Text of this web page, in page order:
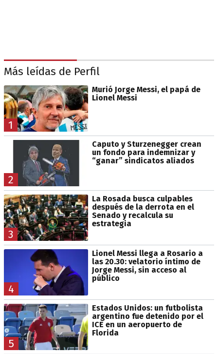
Más leídas de Perfil
1
Murió Jorge Messi, el papá de
Lionel Messi
2
Caputo y Sturzenegger crean
un fondo para indemnizar y
“ganar” sindicatos aliados
3
La Rosada busca culpables
después de la derrota en el
Senado y recalcula su
estrategia
4
Lionel Messi llega a Rosario a
las 20.30: velatorio íntimo de
Jorge Messi, sin acceso al
público
5
Estados Unidos: un futbolista
argentino fue detenido por el
ICE en un aeropuerto de
Florida